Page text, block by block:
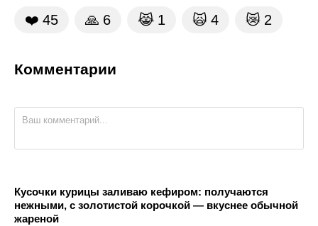
❤️ 45 🙏 6 😹 1 🙀 4 😿 2
Комментарии
Кусочки курицы заливаю кефиром: получаются
нежными, с золотистой корочкой — вкуснее обычной
жареной